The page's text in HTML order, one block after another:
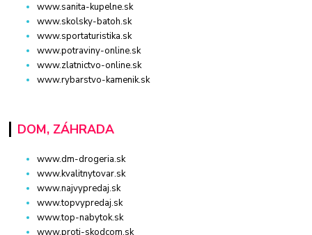
www.sanita-kupelne.sk
www.skolsky-batoh.sk
www.sportaturistika.sk
www.potraviny-online.sk
www.zlatnictvo-online.sk
www.rybarstvo-kamenik.sk
DOM, ZÁHRADA
www.dm-drogeria.sk
www.kvalitnytovar.sk
www.najvypredaj.sk
www.topvypredaj.sk
www.top-nabytok.sk
www.proti-skodcom.sk